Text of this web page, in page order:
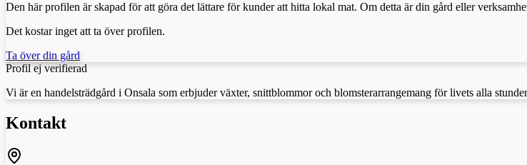
Den här profilen är skapad för att göra det lättare för kunder att hitta lokal mat. Om detta är din gård eller
Det kostar inget att ta över profilen.
Ta över din gård
Profil ej verifierad
Vi är en handelsträdgård i Onsala som erbjuder växter, snittblommor och blomsterarrangemang för livets alla
Kontakt